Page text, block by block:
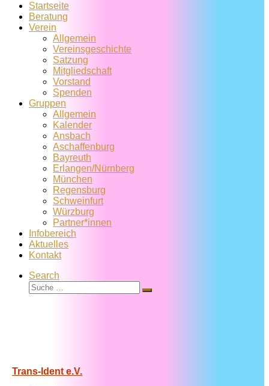
Startseite
Beratung
Verein
Allgemein
Vereins­geschichte
Satzung
Mitglied­schaft
Vorstand
Spenden
Gruppen
Allgemein
Kalender
Ansbach
Aschaffenburg
Bayreuth
Erlangen/Nürnberg
München
Regensburg
Schweinfurt
Würzburg
Partner*innen
Infobereich
Aktuelles
Kontakt
Search
Suche
Suche
Trans-Ident e.V.